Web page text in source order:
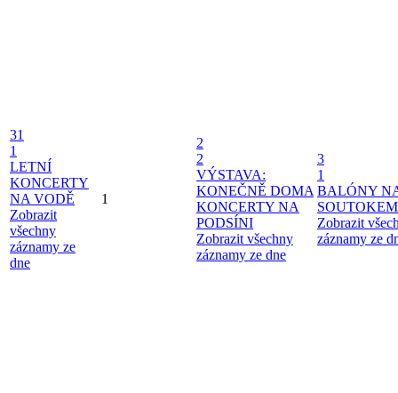
31
1
LETNÍ
KONCERTY
NA VODĚ
Zobrazit
všechny
záznamy ze
dne
1
2
2
VÝSTAVA:
KONEČNĚ DOMA
KONCERTY NA
PODSÍNI
Zobrazit všechny
záznamy ze dne
3
1
BALÓNY
SOUTOKEM
Zobrazit
záznamy ze